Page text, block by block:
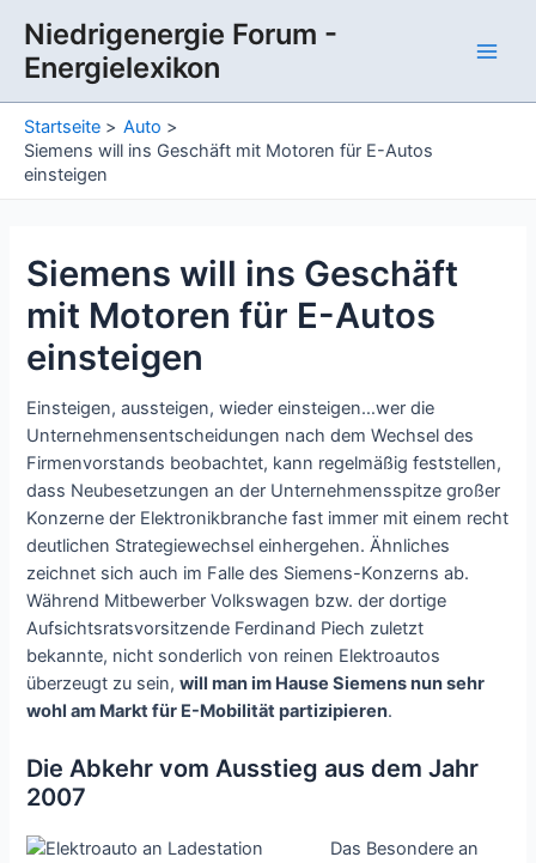
Inhalt
springen
Niedrigenergie Forum -
Energielexikon
Startseite
Auto
Siemens will ins Geschäft mit Motoren für E-Autos
einsteigen
Siemens will ins Geschäft
mit Motoren für E-Autos
einsteigen
Einsteigen, aussteigen, wieder einsteigen…wer die
Unternehmensentscheidungen nach dem Wechsel des
Firmenvorstands beobachtet, kann regelmäßig feststellen,
dass Neubesetzungen an der Unternehmensspitze großer
Konzerne der Elektronikbranche fast immer mit einem recht
deutlichen Strategiewechsel einhergehen. Ähnliches
zeichnet sich auch im Falle des Siemens-Konzerns ab.
Während Mitbewerber Volkswagen bzw. der dortige
Aufsichtsratsvorsitzende Ferdinand Piech zuletzt
bekannte, nicht sonderlich von reinen Elektroautos
überzeugt zu sein,will man im Hause Siemens nun sehr
wohl am Markt für E-Mobilität partizipieren.
Die Abkehr vom Ausstieg aus dem Jahr
2007
Das Besondere an